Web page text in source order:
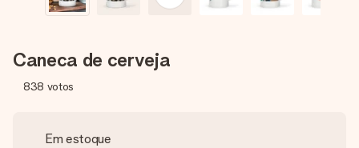
Caneca de cerveja
838 votos
Em estoque